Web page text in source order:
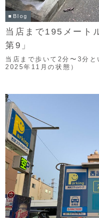
■Blog
当店まで195メート
第9」
当店まで歩いて2分〜3分
2025年11月の状態）